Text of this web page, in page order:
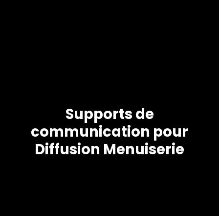
Supports de
communication pour
Diffusion Menuiserie